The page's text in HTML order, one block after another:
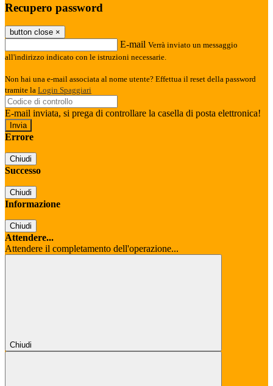
Recupero password
button close ×
E-mail Verrà inviato un messaggio
all'indirizzo indicato con le istruzioni necessarie.
Non hai una e-mail associata al nome utente? Effettua il reset della password
tramite la Login Spaggiari
E-mail inviata, si prega di controllare la casella di posta elettronica!
Errore
Chiudi
Successo
Chiudi
Informazione
Chiudi
Attendere...
Attendere il completamento dell'operazione...
Chiudi